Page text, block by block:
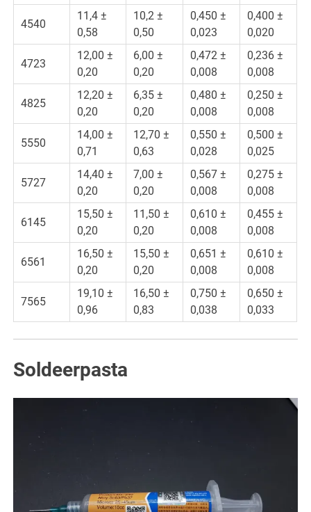
4540
11,4 ±
0,58
10,2 ±
0,50
0,450 ±
0,023
0,400 ±
0,020
4723
12,00 ±
0,20
6,00 ±
0,20
0,472 ±
0,008
0,236 ±
0,008
4825
12,20 ±
0,20
6,35 ±
0,20
0,480 ±
0,008
0,250 ±
0,008
5550
14,00 ±
0,71
12,70 ±
0,63
0,550 ±
0,028
0,500 ±
0,025
5727
14,40 ±
0,20
7,00 ±
0,20
0,567 ±
0,008
0,275 ±
0,008
6145
15,50 ±
0,20
11,50 ±
0,20
0,610 ±
0,008
0,455 ±
0,008
6561
16,50 ±
0,20
15,50 ±
0,20
0,651 ±
0,008
0,610 ±
0,008
7565
19,10 ±
0,96
16,50 ±
0,83
0,750 ±
0,038
0,650 ±
0,033
Soldeerpasta